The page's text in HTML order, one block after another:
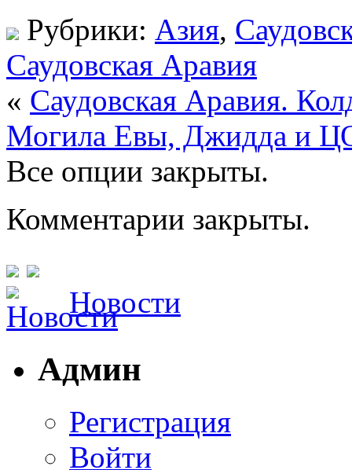
Рубрики: Азия,
Саудовская Аравия
« Саудовская Аравия.
Могила Евы, Джидда и
Все опции закрыты.
Комментарии закрыты.
Новости
Админ
Регистрация
Войти